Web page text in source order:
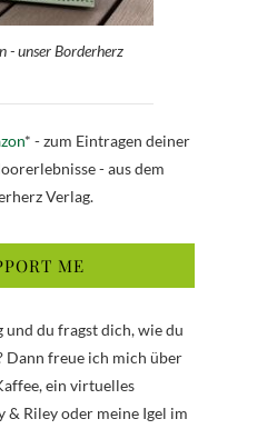
- unser Borderherz
* - zum Eintragen deiner
- aus dem
Verlag.
ME
du fragst dich, wie du
Dann freue ich mich über
ein virtuelles
& Riley oder meine Igel im